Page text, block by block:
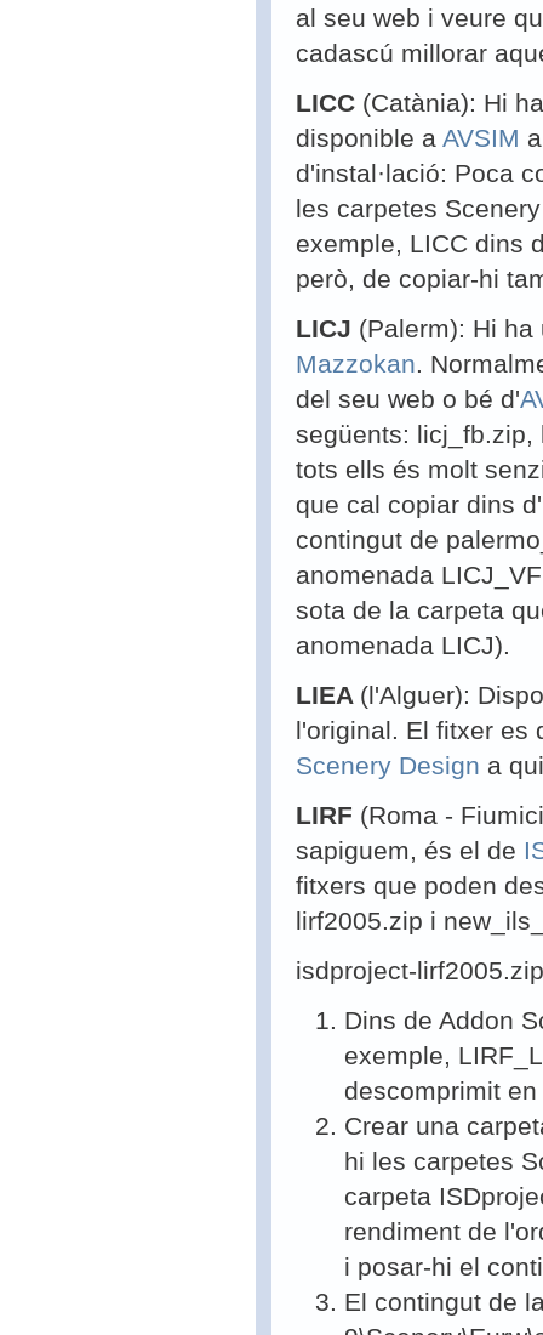
al seu web i veure
cadascú millorar
LICC (Catània): Hi
disponible a AVSIM
d'instal·lació: Poca
les carpetes
exemple, LICC dins
però, de copiar-hi
LICJ (Palerm): Hi
Mazzokan.
del seu web o bé d'
següents: licj_fb.zip,
tots ells és molt
que cal copiar dins
contingut de
anomenada
sota de la carpeta
anomenada LICJ).
LIEA (l'Alguer):
l'original. El fitxer es
Scenery Design a
LIRF (Roma -
sapiguem, és el de
fitxers que poden
lirf2005.zip i
isdproject-
Dins de Addon
exemple,
descomprimit
Crear una
hi les carpetes
carpeta
rendiment de
i posar-hi el
El contingut de